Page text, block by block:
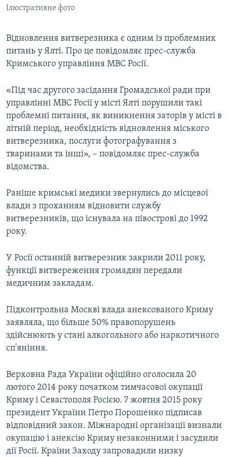
ІНФОГРАФІКА
ДОЛУЧАЙСЯ!
Усі сайти RFE/RL
Ілюстративне фото
Відновлення витверезника є одним із проблемних
питань у Ялті. Про це повідомляє прес-служба
Кримського управління МВС Росії.
«Під час другого засідання Громадської ради при
управлінні МВС Росії у місті Ялті порушили такі
проблемні питання, як виникнення заторів у місті в
літній період, необхідність відновлення міського
витверезника, послуги фотографування з
тваринами та інші», – повідомляє прес-служба
відомства.
Раніше кримські медики звернулись до місцевої
влади з проханням відновити службу
витверезників, що існувала на півострові до 1992
року.
У Росії останній витверезник закрили 2011 року,
функції витвереження громадян передали
медичним закладам.
Підконтрольна Москві влада анексованого Криму
заявляла, що більше 50% правопорушень
здійснюють у стані алкогольного або наркотичного
сп'яніння.
Верховна Рада України офіційно оголосила 20
лютого 2014 року початком тимчасової окупації
Криму і Севастополя Росією. 7 жовтня 2015 року
президент України Петро Порошенко підписав
відповідний закон. Міжнародні організації визнали
окупацію і анексію Криму незаконними і засудили
дії Росії. Країни Заходу запровадили низку